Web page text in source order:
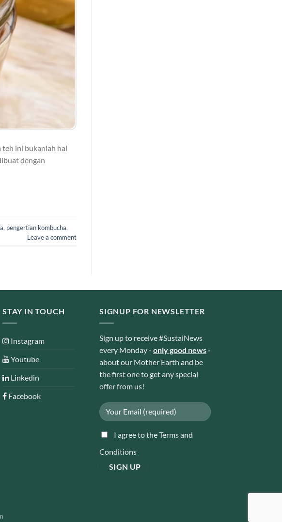
teh ini bukanlah hal
dengan
, pengertian kombucha,
Leave a comment
STAY IN TOUCH
Instagram
Youtube
Linkedin
Facebook
SIGNUP FOR NEWSLETTER
Sign up to receive #SustaiNews
every Monday - only good news-
about our Mother Earth and be
the first one to get any special
offer from us!
I agree to the Terms and
Conditions